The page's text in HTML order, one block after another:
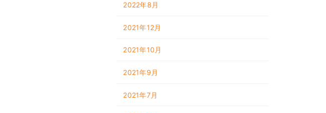
2022年8月
2021年12月
2021年10月
2021年9月
2021年7月